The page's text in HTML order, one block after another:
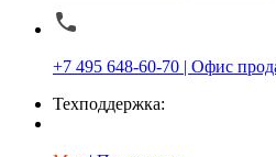
+7 495 648-60-70 | Офис
Техподдержка: